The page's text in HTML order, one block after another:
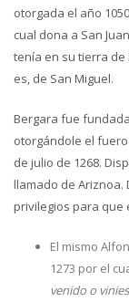
otorgada el año
cual dona a San
tenía en su tierra de
es, de San Miguel.
Bergara fue
otorgándole el
de julio de 1268.
llamado de
privilegios para que
El mismo
1273 por el
venido o